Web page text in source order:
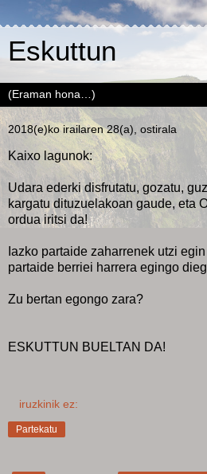
Eskuttun
2018(e)ko irailaren 28(a), ostirala
Kaixo lagunok:
Udara ederki disfrutatu, gozatu,
kargatu dituzuelakoan gaude, eta
ordua iritsi da!
Iazko partaide zaharrenek utzi
partaide berriei harrera egingo
Zu bertan egongo zara?
ESKUTTUN BUELTAN DA!
iruzkinik ez:
Partekatu